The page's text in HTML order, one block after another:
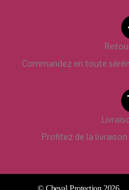
Commandez en toute
Profitez de la